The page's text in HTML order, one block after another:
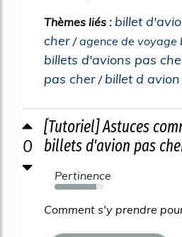
Thèmes liés : billet
cher /agence de voyage
billets d'avions pas
pas cher / billet d
0
[Tutoriel] Astuces
billets d'avion pas
Pertinence
84%
Comment s'y prendre